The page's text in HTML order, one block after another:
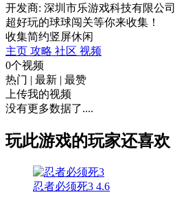
开发商: 深圳市乐游戏科技有限公司
超好玩的球球闯关等你来收集！
收集简约竖屏休闲
主页 攻略 社区 视频
0个视频
热门 | 最新 | 最赞
上传我的视频
没有更多数据了....
玩此游戏的玩家还喜欢
忍者必须死3 4.6